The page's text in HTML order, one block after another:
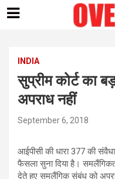
contentINDIA
सुप्रीम कोर्ट का
अपराध नहीं
September 6, 2018
आईपीसी की धारा 377 की
फैसला सुना दिया है।
देते हुए समलैंगिक संबंध को